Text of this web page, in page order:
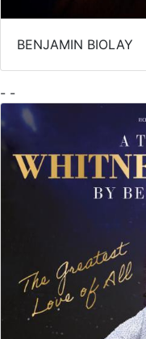
BENJAMIN BIOLAY
- -